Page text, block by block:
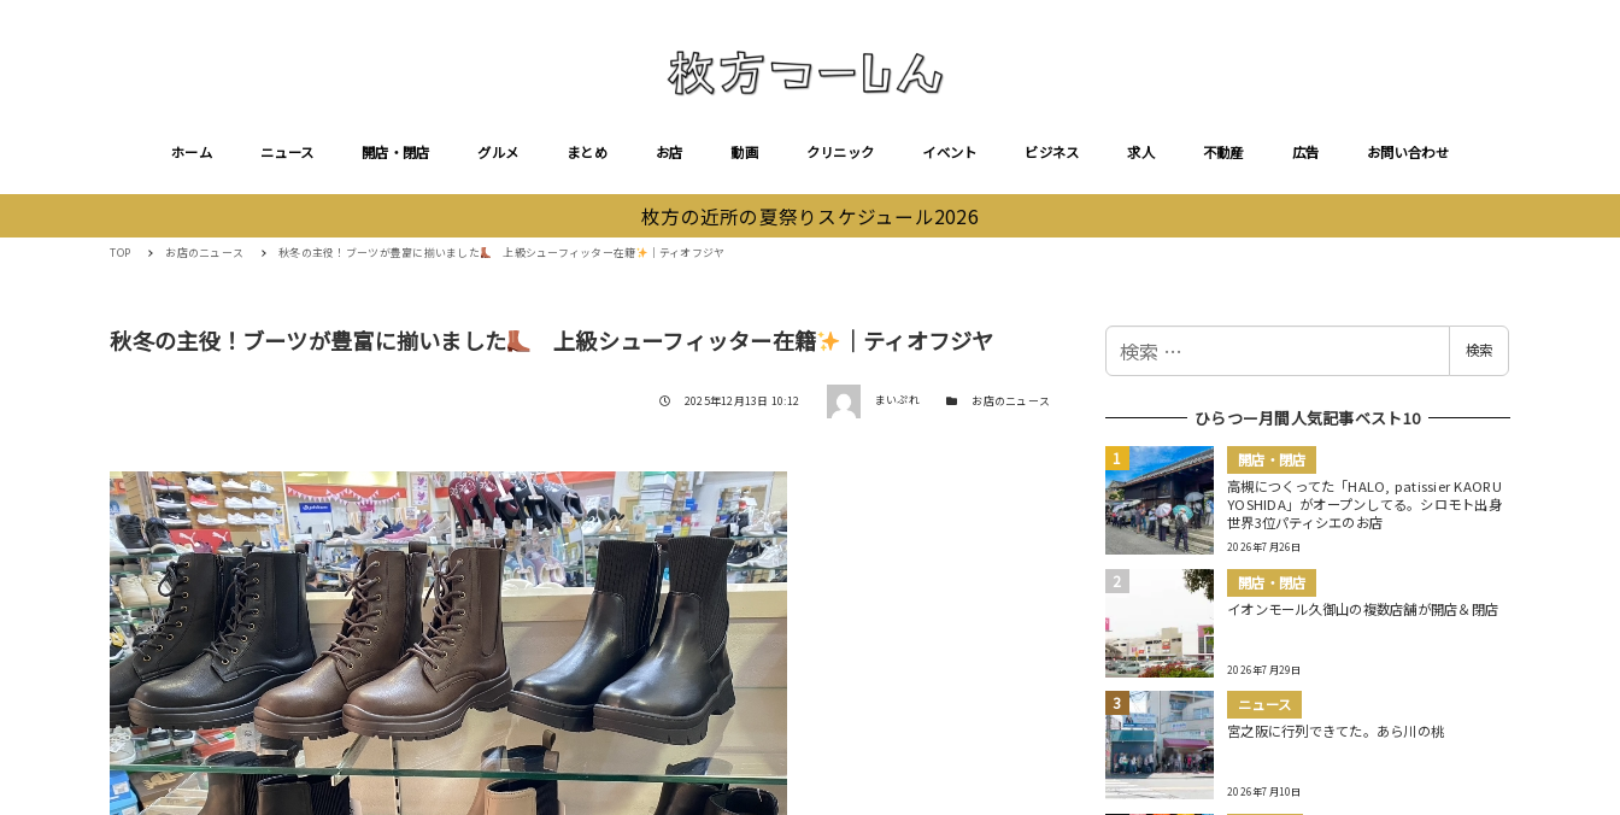
ホーム ニュース 開店・閉店 グルメ まとめ お店 動画 クリニック イベント ビジネス 求人 不動産 広告 お問い合わせ
枚方の近所の夏祭りスケジュール2026
TOP お店のニュース 秋冬の主役！ブーツが豊富に揃いました 上級シューフィッター在籍 ｜ティオフジヤ
秋冬の主役！ブーツが豊富に揃いました 上級シューフィッター在籍 ｜ティオフジヤ
投稿日
2025年12月13日 10:12 著者 まいぷれ カテゴリーお店のニュース
検
検索
ひらつー月間人気記事ベスト10
開店・閉店
高槻につくってた「HALO, patissier KAORU
YOSHIDA」がオープンしてる。シロモト出身
世界3位パティシエのお店
2026年7月26日
開店・閉店
イオンモール久御山の複数店舗が開店＆閉店
2026年7月29日
ニュース
宮之阪に行列できてた。あら川の桃
2026年7月10日